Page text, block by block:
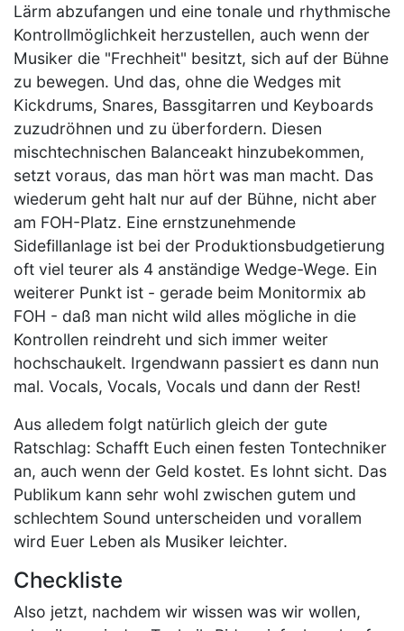
Lärm abzufangen und eine tonale und rhythmische
Kontrollmöglichkeit herzustellen, auch wenn der
Musiker die "Frechheit" besitzt, sich auf der Bühne
zu bewegen. Und das, ohne die Wedges mit
Kickdrums, Snares, Bassgitarren und Keyboards
zuzudröhnen und zu überfordern. Diesen
mischtechnischen Balanceakt hinzubekommen,
setzt voraus, das man hört was man macht. Das
wiederum geht halt nur auf der Bühne, nicht aber
am FOH-Platz. Eine ernstzunehmende
Sidefillanlage ist bei der Produktionsbudgetierung
oft viel teurer als 4 anständige Wedge-Wege. Ein
weiterer Punkt ist - gerade beim Monitormix ab
FOH - daß man nicht wild alles mögliche in die
Kontrollen reindreht und sich immer weiter
hochschaukelt. Irgendwann passiert es dann nun
mal. Vocals, Vocals, Vocals und dann der Rest!
Aus alledem folgt natürlich gleich der gute
Ratschlag: Schafft Euch einen festen Tontechniker
an, auch wenn der Geld kostet. Es lohnt sicht. Das
Publikum kann sehr wohl zwischen gutem und
schlechtem Sound unterscheiden und vorallem
wird Euer Leben als Musiker leichter.
Checkliste
Also jetzt, nachdem wir wissen was wir wollen,